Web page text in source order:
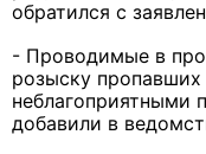
обратился с
- Проводимые в
розыску пропавших
неблагоприятными
добавили в